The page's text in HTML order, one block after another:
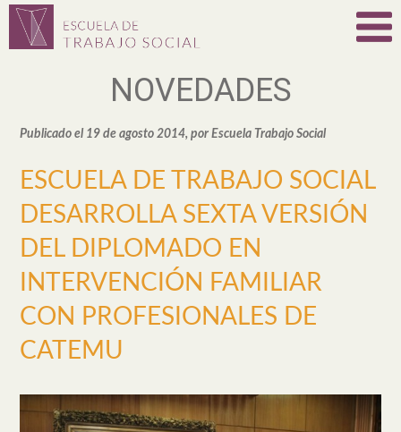
NOVEDADES
Publicado el 19 de agosto 2014, por Escuela Trabajo Social
ESCUELA DE TRABAJO SOCIAL
DESARROLLA SEXTA VERSIÓN
DEL DIPLOMADO EN
INTERVENCIÓN FAMILIAR
CON PROFESIONALES DE
CATEMU